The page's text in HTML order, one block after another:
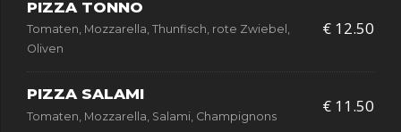
PIZZA TONNO
Tomaten, Mozzarella, Thunfisch, rote Zwiebel,
Oliven
€ 12.50
PIZZA SALAMI
Tomaten, Mozzarella, Salami, Champignons
€ 11.50